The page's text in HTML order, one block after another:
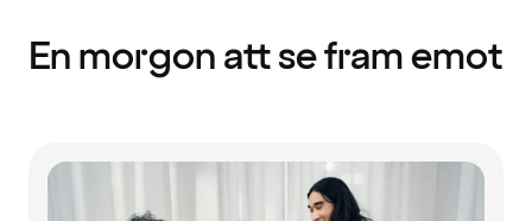
En morgon att se fram emot